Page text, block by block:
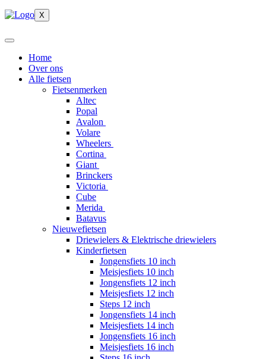
X
Home
Over ons
Alle fietsen
Fietsenmerken
Altec
Popal
Avalon
Volare
Wheelers
Cortina
Giant
Brinckers
Victoria
Cube
Merida
Batavus
Nieuwefietsen
Driewielers & Elektrische driewielers
Kinderfietsen
Jongensfiets 10 inch
Meisjesfiets 10 inch
Jongensfiets 12 inch
Meisjesfiets 12 inch
Steps 12 inch
Jongensfiets 14 inch
Meisjesfiets 14 inch
Jongensfiets 16 inch
Meisjesfiets 16 inch